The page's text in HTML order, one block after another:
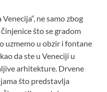
ne samo zbog
što se gradom
uzmemo u obzir i fontane
da ste u Veneciji u
arhitekture. Drvene
što predstavlja